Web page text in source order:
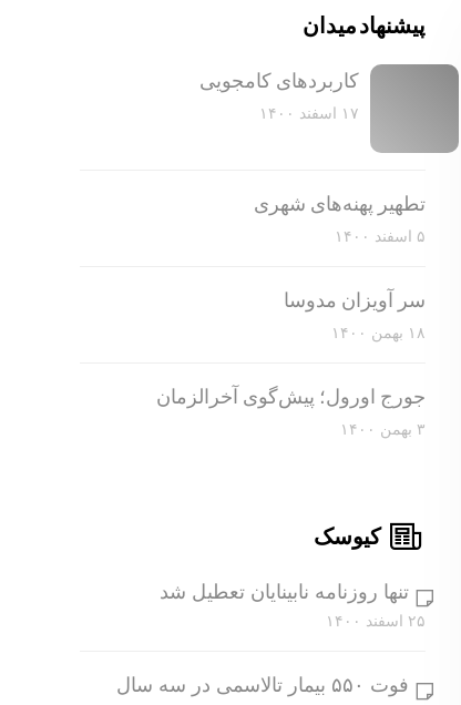
پیشنهاد میدان
کاربرد‌های کامجویی
۱۷ اسفند ۱۴۰۰
تطهیر پهنه‌های شهری
۵ اسفند ۱۴۰۰
سر آویزان مدوسا
۱۸ بهمن ۱۴۰۰
جورج اورول؛ پیش‌گوی آخرالزمان
۳ بهمن ۱۴۰۰
کیوسک
تنها روزنامه نابینایان تعطیل شد
۲۵ اسفند ۱۴۰۰
فوت ۵۵۰ بیمار تالاسمی در سه سال